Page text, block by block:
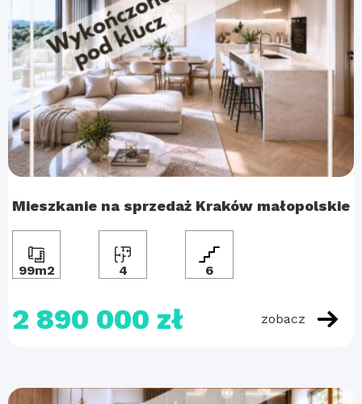
Mieszkanie na sprzedaż Kraków małopolskie
99m2 4 6
2 890 000 zł zobacz